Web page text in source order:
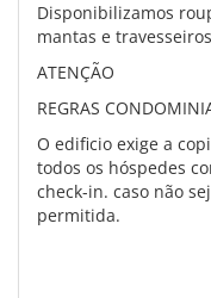
Disponibilizamos
mantas e
ATENÇÃO
REGRAS
O edificio exige a
todos os hóspedes
check-in. caso não
permitida.